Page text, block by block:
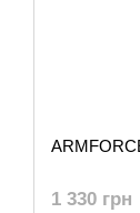
1 330 грн